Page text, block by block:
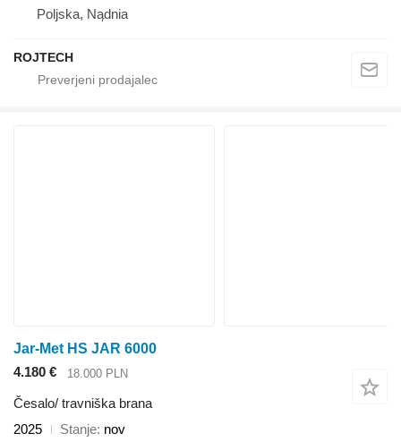
Poljska, Nądnia
ROJTECH
Jar-Met HS JAR 6000
4.180 €
18.000 PLN
Česalo/ travniška brana
2025
Stanje nov